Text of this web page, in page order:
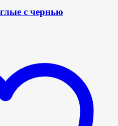
с чернью